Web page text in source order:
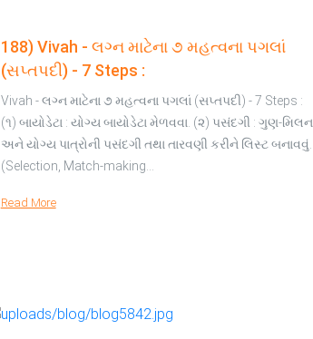
188) Vivah - લગ્ન માટેના ૭ મહત્વના પગલાં
(સપ્તપદી) - 7 Steps :
Vivah - લગ્ન માટેના ૭ મહત્વના પગલાં (સપ્તપદી) - 7 Steps :
(૧) બાયોડેટા : યોગ્ય બાયોડેટા મેળવવા. (૨) પસંદગી : ગુણ-મિલન
અને યોગ્ય પાત્રોની પસંદગી તથા તારવણી કરીને લિસ્ટ બનાવવું.
(Selection, Match-making…
Read More